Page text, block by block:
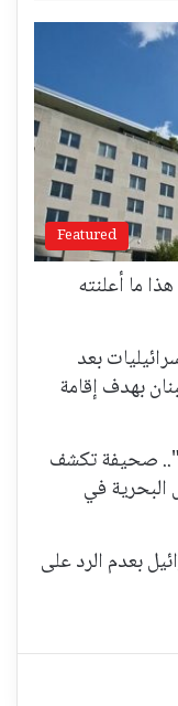
Featured
ما أعلنته
إسرائيليات بعد
بهدف إقامة
صحيفة تكشف
البحرية في
بعدم الرد على